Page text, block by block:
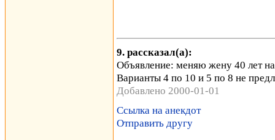
9. рассказал(а):
Объявление: меняю жену 40 лет
Варианты 4 по 10 и 5 по 8 не
Добавлено 2000-01-01
Ссылка на анекдот
Отправить другу